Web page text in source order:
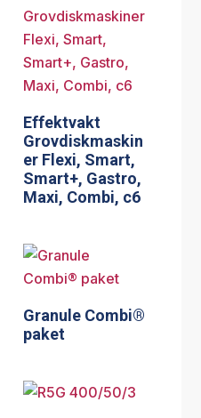
Effektvakt
Grovdiskmaskin
er Flexi, Smart,
Smart+, Gastro,
Maxi, Combi, c6
Granule Combi®
paket